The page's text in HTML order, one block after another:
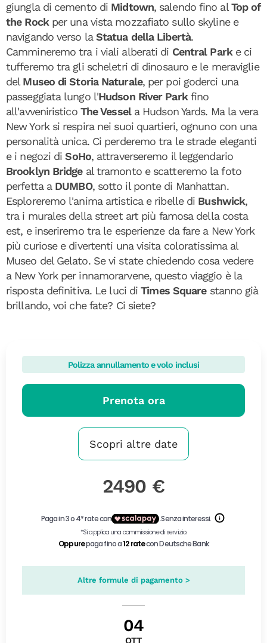
giungla di cemento di Midtown, salendo fino al Top of
the Rock per una vista mozzafiato sullo skyline e
navigando verso la Statua della Libertà.
Cammineremo tra i viali alberati di Central Parke ci
tufferemo tra gli scheletri di dinosauro e le meraviglie
del Museo di Storia Naturale, per poi goderci una
passeggiata lungo l'Hudson River Parkfino
all'avveniristico The Vessela Hudson Yards. Ma la vera
New York si respira nei suoi quartieri, ognuno con una
personalità unica. Ci perderemo tra le strade eleganti
e i negozi diSoHo, attraverseremo il leggendario
Brooklyn Bridgeal tramonto e scatteremo la foto
perfetta a DUMBO, sotto il ponte di Manhattan.
Esploreremo l'anima artistica e ribelle di Bushwick,
tra i murales della street art più famosa della costa
est, e inseriremo tra le esperienze da fare a New York
più curiose e divertenti una visita coloratissima al
Museo del Gelato. Se vi state chiedendo cosa vedere
a New York per innamorarvene, questo viaggio è la
risposta definitiva. Le luci diTimes Squarestanno già
brillando, voi che fate? Ci siete?
Polizza annullamento e volo inclusi
Prenota ora
Scopri altre date
2490 €
Altre formule di pagamento >
04
OTT